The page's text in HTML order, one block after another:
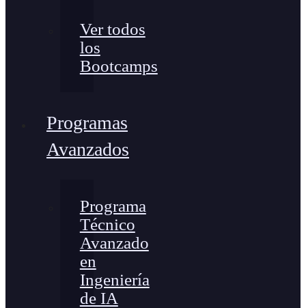
Ver todos
los
Bootcamps
Programas
Avanzados
Programa
Técnico
Avanzado
en
Ingeniería
de IA